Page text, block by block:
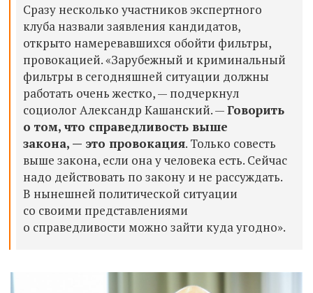
Сразу несколько участников экспертного
клуба назвали заявления кандидатов,
открыто намеревавшихся обойти фильтры,
провокацией. «Зарубежный и криминальный
фильтры в сегодняшней ситуации должны
работать очень жестко, — подчеркнул
социолог Александр Кашанский. —Говорить
о том, что справедливость выше
закона, — это провокация. Только совесть
выше закона, если она у человека есть. Сейчас
надо действовать по закону и не рассуждать.
В нынешней политической ситуации
со своими представлениями
о справедливости можно зайти куда угодно».